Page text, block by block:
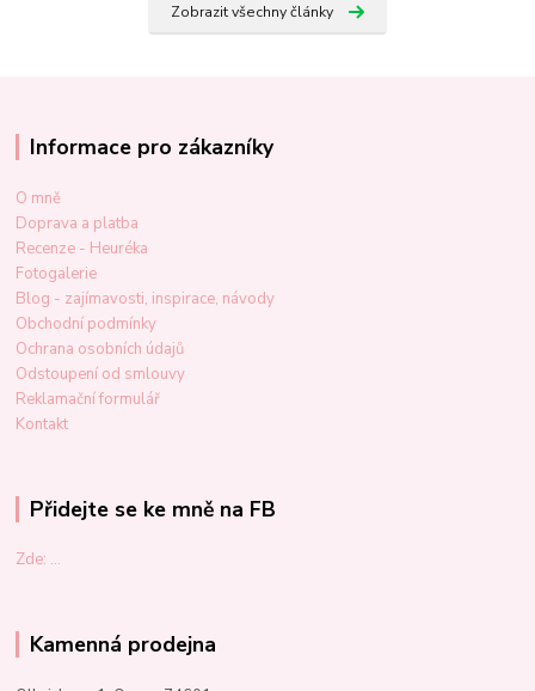
Zobrazit všechny články
Informace pro zákazníky
O mně
Doprava a platba
Recenze - Heuréka
Fotogalerie
Blog - zajímavosti, inspirace, návody
Obchodní podmínky
Ochrana osobních údajů
Odstoupení od smlouvy
Reklamační formulář
Kontakt
Přidejte se ke mně na FB
Zde: ...
Kamenná prodejna